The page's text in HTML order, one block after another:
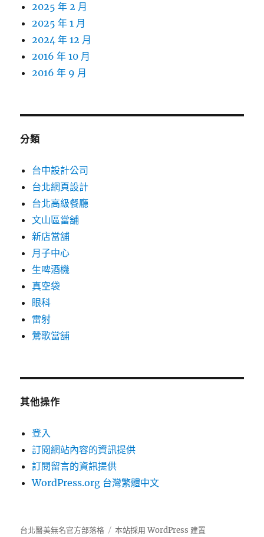
2025 年 2 月
2025 年 1 月
2024 年 12 月
2016 年 10 月
2016 年 9 月
分類
台中設計公司
台北網頁設計
台北高級餐廳
文山區當舖
新店當舖
月子中心
生啤酒機
真空袋
眼科
雷射
鶯歌當舖
其他操作
登入
訂閱網站內容的資訊提供
訂閱留言的資訊提供
WordPress.org 台灣繁體中文
台北醫美無名官方部落格 本站採用 WordPress 建置